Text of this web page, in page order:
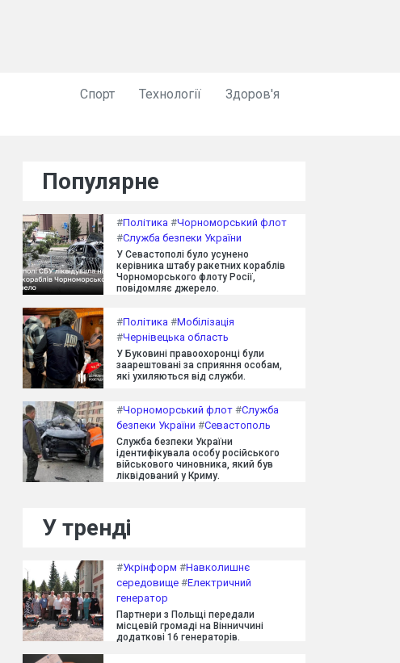
Спорт Технології Здоров'я
Популярне
#Політика #Чорноморський флот
#Служба безпеки України
У Севастополі було усунено
керівника штабу ракетних кораблів
Чорноморського флоту Росії,
повідомляє джерело.
#Політика #Мобілізація
#Чернівецька область
У Буковині правоохоронці були
заарештовані за сприяння особам,
які ухиляються від служби.
#Чорноморський флот #Служба
безпеки України #Севастополь
Служба безпеки України
ідентифікувала особу російського
військового чиновника, який був
ліквідований у Криму.
У тренді
#Укрінформ #Навколишнє
середовище #Електричний
генератор
Партнери з Польщі передали
місцевій громаді на Вінниччині
додаткові 16 генераторів.